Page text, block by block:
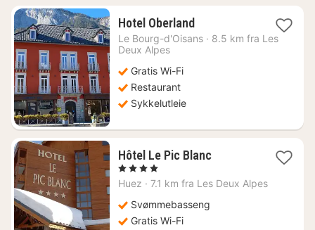
Hotel Oberland1
natt
Le Bourg-d'Oisans · 8.5 km fra Les
Deux Alpes
Gratis Wi-Fi
Restaurant
Sykkelutleie
Hôtel Le Pic Blanc1
fra
, 4 Stjerner
Huez · 7.1 km fra Les Deux Alpes
Svømmebasseng
Gratis Wi-Fi